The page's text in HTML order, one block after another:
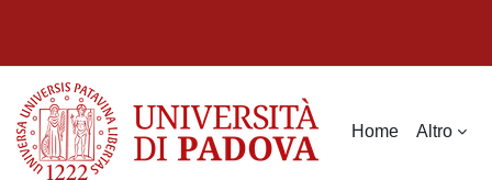
Home Altro